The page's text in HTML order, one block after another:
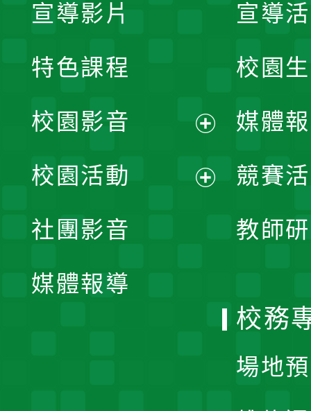
宣導
校園
媒體
競賽
教師
宣導影片
特色課程
校園影音
開
校園活動
社團影音
媒體報導
校務
場地